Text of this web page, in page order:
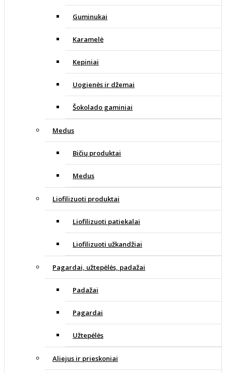
Guminukai
Karamelė
Kepiniai
Uogienės ir džemai
Šokolado gaminiai
Medus
Bičių produktai
Medus
Liofilizuoti produktai
Liofilizuoti patiekalai
Liofilizuoti užkandžiai
Pagardai, užtepėlės, padažai
Padažai
Pagardai
Užtepėlės
Aliejus ir prieskoniai